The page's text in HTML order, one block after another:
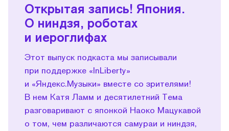
Открытая запись! Япония.
О ниндзя, роботах
и иероглифах
Этот выпуск подкаста мы записывали
при поддержке «InLiberty»
и «Яндекс.Музыки» вместе со зрителями!
В нем Катя Ламм и десятилетний Тема
разговаривают с японкой Наоко Мацукавой
о том, чем различаются самураи и ниндзя,